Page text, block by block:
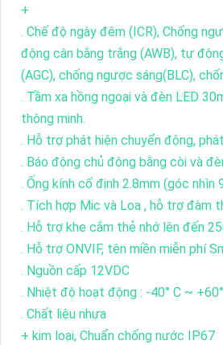
+
. Chế độ ngày đêm (ICR), Chống
động cân bằng trắng (AWB), tự
(AGC), chống ngược sáng(BLC),
. Tầm xa hồng ngoại và đèn LED
thông minh.
. Hỗ trợ phát hiện chuyển động,
. Báo động chủ động bằng còi và
. Ống kính cố định 2.8mm (góc nhìn
. Tích hợp Mic và Loa , hỗ trợ đàm
. Hỗ trợ khe cắm thẻ nhớ lên đến
. Hỗ trợ ONVIF, tên miền miễn phí
. Nguồn cấp 12VDC
. Nhiệt độ hoạt động : -40° C ~
. Chất liệu nhựa
+ kim loại, Chuẩn chống nước IP67